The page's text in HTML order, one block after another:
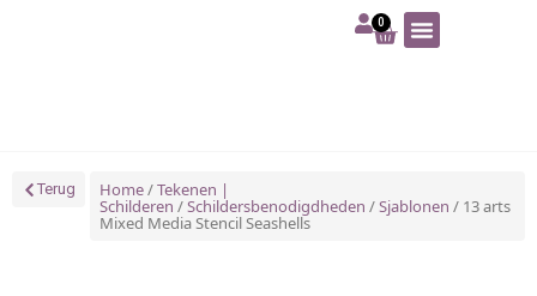
0
Terug Home/Tekenen |
Schilderen /Schildersbenodigdheden /Sjablonen / 13 arts
Mixed Media Stencil Seashells